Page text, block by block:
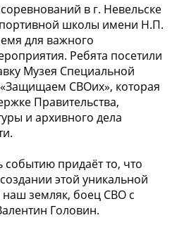
в г. Невельске
школы имени Н.П.
для важного
Ребята посетили
Музея Специальной
СВОих», которая
Правительства,
и архивного дела
придаёт то, что
этой уникальной
земляк, боец СВО с
Головин.